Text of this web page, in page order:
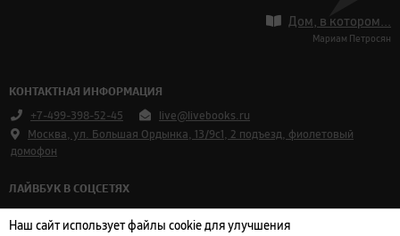
Дом, в котором...
Мариам Петросян
КОНТАКТНАЯ ИНФОРМАЦИЯ
+7-499-398-52-45
live@livebooks.ru
Москва, ул. Большая Ордынка, 13/9с1, 2 подъезд, фиолетовый
домофон
ЛАЙВБУК В СОЦСЕТЯХ
Vkontakte
Наш сайт использует файлы cookie для улучшения